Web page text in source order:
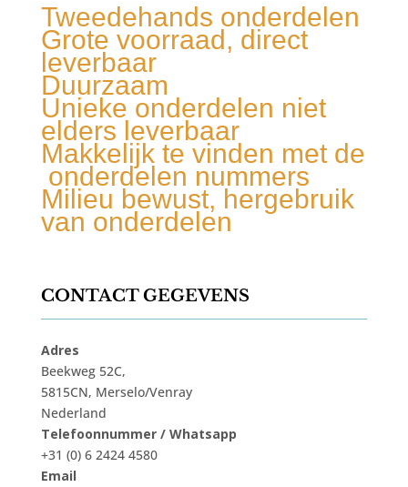
Tweedehands onderdelen
Grote voorraad, direct
leverbaar
Duurzaam
Unieke onderdelen niet
elders leverbaar
Makkelijk te vinden met de
onderdelen nummers
Milieu bewust, hergebruik
van onderdelen
CONTACT GEGEVENS
Adres
Beekweg 52C,
5815CN, Merselo/Venray
Nederland
Telefoonnummer / Whatsapp
+31 (0) 6 2424 4580
Email